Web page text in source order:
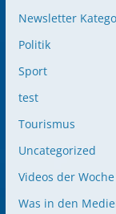
Newsletter
Politik
Sport
test
Tourismus
Uncategorized
Videos der Woche
Was in den